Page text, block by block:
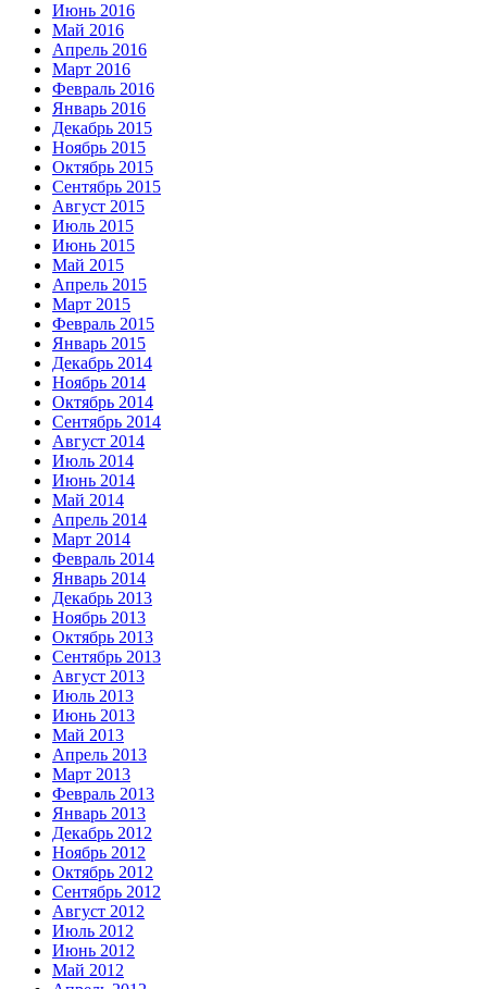
Июнь 2016
Май 2016
Апрель 2016
Март 2016
Февраль 2016
Январь 2016
Декабрь 2015
Ноябрь 2015
Октябрь 2015
Сентябрь 2015
Август 2015
Июль 2015
Июнь 2015
Май 2015
Апрель 2015
Март 2015
Февраль 2015
Январь 2015
Декабрь 2014
Ноябрь 2014
Октябрь 2014
Сентябрь 2014
Август 2014
Июль 2014
Июнь 2014
Май 2014
Апрель 2014
Март 2014
Февраль 2014
Январь 2014
Декабрь 2013
Ноябрь 2013
Октябрь 2013
Сентябрь 2013
Август 2013
Июль 2013
Июнь 2013
Май 2013
Апрель 2013
Март 2013
Февраль 2013
Январь 2013
Декабрь 2012
Ноябрь 2012
Октябрь 2012
Сентябрь 2012
Август 2012
Июль 2012
Июнь 2012
Май 2012